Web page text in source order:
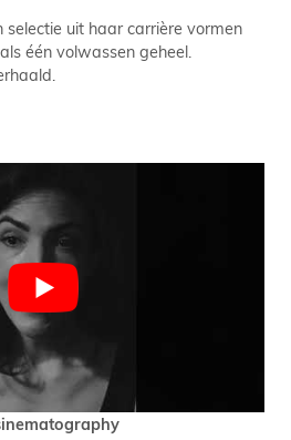
uit haar carrière vormen
één volwassen geheel.